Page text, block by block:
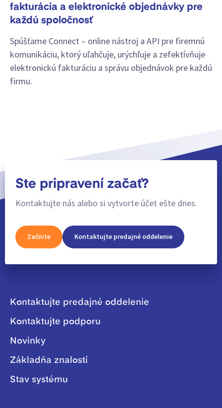
fakturácia a elektronické objednávky pre
každú spoločnosť
Spúšťame Connect – online nástroj a API pre firemnú
komunikáciu, ktorý uľahčuje, urýchľuje a zefektívňuje
elektronickú fakturáciu a správu objednávok pre každú
firmu.
Ste pripravení začať?
Kontaktujte nás alebo si vytvorte účet ešte dnes.
Začnite Kontaktujte predajné oddelenie
Kontaktujte predajné oddelenie
Kontaktujte podporu
Novinky
Základňa znalostí
Stav systému